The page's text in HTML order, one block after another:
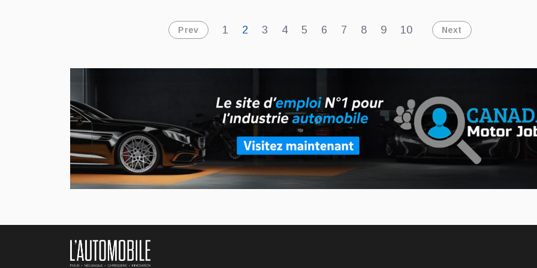
prochaine
ailes aux
Ford
préparerait
version d’un
Lincoln à
châssis-cadre
et carrosserie
boulonnée
Prev 1 2 3 4 5 6 7 8 9 10 Next